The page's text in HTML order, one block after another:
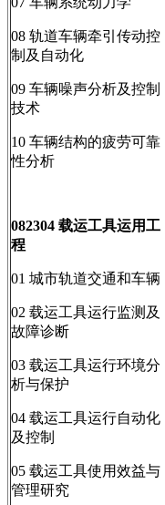
08 轨道车辆牵引传动控
制及自动化
09 车辆噪声分析及控制
技术
10 车辆结构的疲劳可靠
性分析
082304 载运工具运用工
程
01 城市轨道交通和车辆
02 载运工具运行监测及
故障诊断
03 载运工具运行环境分
析与保护
04 载运工具运行自动化
及控制
05 载运工具使用效益与
管理研究